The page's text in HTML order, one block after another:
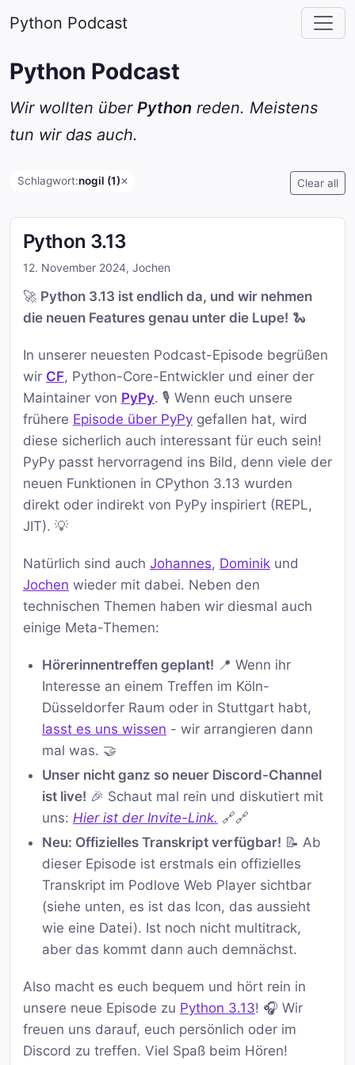
Python Podcast
Python Podcast
Wir wollten über Python reden. Meistens
tun wir das auch.
Schlagwort:nogil (1)✕ Clear all
Python 3.13
12. November 2024, Jochen
🚀 Python 3.13 ist endlich da, und wir nehmen
die neuen Features genau unter die Lupe! 🐍
In unserer neuesten Podcast-Episode begrüßen
wir CF, Python-Core-Entwickler und einer der
Maintainer von PyPy. 🎙️ Wenn euch unsere
frühere Episode über PyPy gefallen hat, wird
diese sicherlich auch interessant für euch sein!
PyPy passt hervorragend ins Bild, denn viele der
neuen Funktionen in CPython 3.13 wurden
direkt oder indirekt von PyPy inspiriert (REPL,
JIT). 💡
Natürlich sind auch Johannes, Dominik und
Jochen wieder mit dabei. Neben den
technischen Themen haben wir diesmal auch
einige Meta-Themen:
Hörerinnentreffen geplant! 📍 Wenn ihr
Interesse an einem Treffen im Köln-
Düsseldorfer Raum oder in Stuttgart habt,
lasst es uns wissen - wir arrangieren dann
mal was. 🤝
Unser nicht ganz so neuer Discord-Channel
ist live! 🎉 Schaut mal rein und diskutiert mit
uns: Hier ist der Invite-Link. 🔗🔗
Neu: Offizielles Transkript verfügbar! 📝 Ab
dieser Episode ist erstmals ein offizielles
Transkript im Podlove Web Player sichtbar
(siehe unten, es ist das Icon, das aussieht
wie eine Datei). Ist noch nicht multitrack,
aber das kommt dann auch demnächst.
Also macht es euch bequem und hört rein in
unsere neue Episode zu Python 3.13! 🎧 Wir
freuen uns darauf, euch persönlich oder im
Discord zu treffen. Viel Spaß beim Hören!